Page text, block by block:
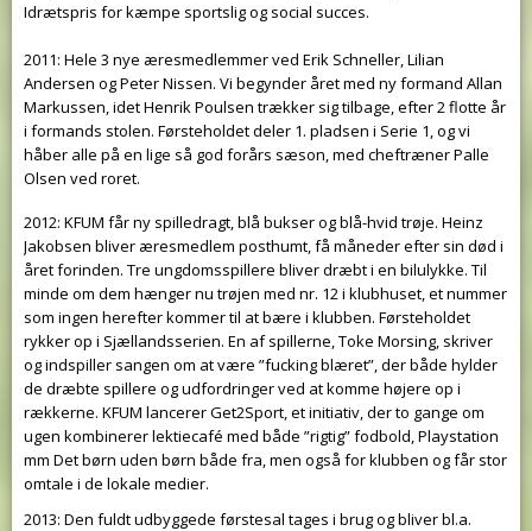
Idrætspris for kæmpe sportslig og social succes.
2011: Hele 3 nye æresmedlemmer ved Erik Schneller, Lilian
Andersen og Peter Nissen. Vi begynder året med ny formand Allan
Markussen, idet Henrik Poulsen trækker sig tilbage, efter 2 flotte år
i formands stolen. Førsteholdet deler 1. pladsen i Serie 1, og vi
håber alle på en lige så god forårs sæson, med cheftræner Palle
Olsen ved roret.
2012: KFUM får ny spilledragt, blå bukser og blå-hvid trøje. Heinz
Jakobsen bliver æresmedlem posthumt, få måneder efter sin død i
året forinden. Tre ungdomsspillere bliver dræbt i en bilulykke. Til
minde om dem hænger nu trøjen med nr. 12 i klubhuset, et nummer
som ingen herefter kommer til at bære i klubben. Førsteholdet
rykker op i Sjællandsserien. En af spillerne, Toke Morsing, skriver
og indspiller sangen om at være ”fucking blæret”, der både hylder
de dræbte spillere og udfordringer ved at komme højere op i
rækkerne. KFUM lancerer Get2Sport, et initiativ, der to gange om
ugen kombinerer lektiecafé med både ”rigtig” fodbold, Playstation
mm Det børn uden børn både fra, men også for klubben og får stor
omtale i de lokale medier.
2013: Den fuldt udbyggede førstesal tages i brug og bliver bl.a.